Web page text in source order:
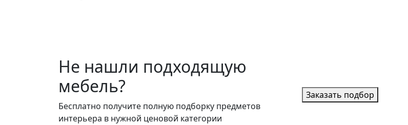
Не нашли подходящую
мебель?
Бесплатно получите полную подборку предметов
интерьера в нужной ценовой категории
Заказать подбор